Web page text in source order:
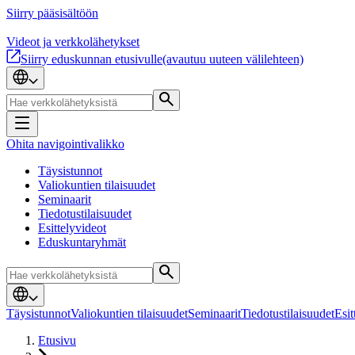
Siirry pääsisältöön
Videot ja verkkolähetykset
Siirry eduskunnan etusivulle(avautuu uuteen välilehteen)
Ohita navigointivalikko
Täysistunnot
Valiokuntien tilaisuudet
Seminaarit
Tiedotustilaisuudet
Esittelyvideot
Eduskuntaryhmät
TäysistunnotValiokuntien tilaisuudetSeminaaritTiedotustilaisuudet
Etusivu